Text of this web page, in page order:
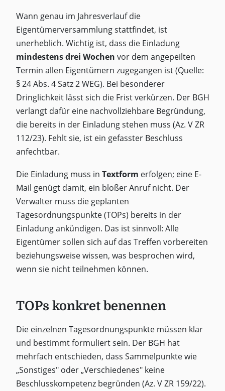
Wann genau im Jahresverlauf die
Eigentümerversammlung stattfindet, ist
unerheblich. Wichtig ist, dass die Einladung
mindestens drei Wochen vor dem angepeilten
Termin allen Eigentümern zugegangen ist (Quelle:
§ 24 Abs. 4 Satz 2 WEG). Bei besonderer
Dringlichkeit lässt sich die Frist verkürzen. Der BGH
verlangt dafür eine nachvollziehbare Begründung,
die bereits in der Einladung stehen muss (Az. V ZR
112/23). Fehlt sie, ist ein gefasster Beschluss
anfechtbar.
Die Einladung muss in Textform erfolgen; eine E-
Mail genügt damit, ein bloßer Anruf nicht. Der
Verwalter muss die geplanten
Tagesordnungspunkte (TOPs) bereits in der
Einladung ankündigen. Das ist sinnvoll: Alle
Eigentümer sollen sich auf das Treffen vorbereiten
beziehungsweise wissen, was besprochen wird,
wenn sie nicht teilnehmen können.
TOPs konkret benennen
Die einzelnen Tagesordnungspunkte müssen klar
und bestimmt formuliert sein. Der BGH hat
mehrfach entschieden, dass Sammelpunkte wie
„Sonstiges" oder „Verschiedenes" keine
Beschlusskompetenz begründen (Az. V ZR 159/22).